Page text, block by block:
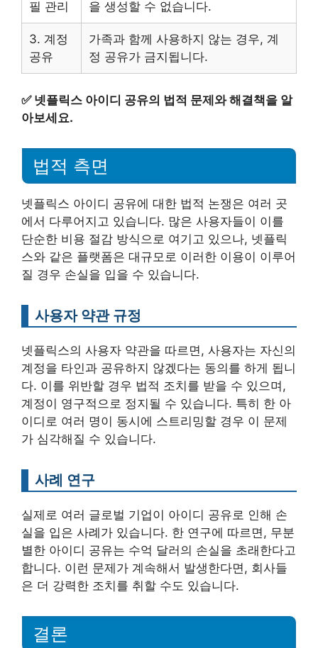
필 관리 을 생성할 수 없습니다.
3. 계정
공유
가족과 함께 사용하지 않는 경우, 계
정 공유가 금지됩니다.
✅ 넷플릭스 아이디 공유의 법적 문제와 해결책을 알
아보세요.
법적 측면
넷플릭스 아이디 공유에 대한 법적 논쟁은 여러 곳
에서 다루어지고 있습니다. 많은 사용자들이 이를
단순한 비용 절감 방식으로 여기고 있으나, 넷플릭
스와 같은 플랫폼은 대규모로 이러한 이용이 이루어
질 경우 손실을 입을 수 있습니다.
사용자 약관 규정
넷플릭스의 사용자 약관을 따르면, 사용자는 자신의
계정을 타인과 공유하지 않겠다는 동의를 하게 됩니
다. 이를 위반할 경우 법적 조치를 받을 수 있으며,
계정이 영구적으로 정지될 수 있습니다. 특히 한 아
이디로 여러 명이 동시에 스트리밍할 경우 이 문제
가 심각해질 수 있습니다.
사례 연구
실제로 여러 글로벌 기업이 아이디 공유로 인해 손
실을 입은 사례가 있습니다. 한 연구에 따르면, 무분
별한 아이디 공유는 수억 달러의 손실을 초래한다고
합니다. 이런 문제가 계속해서 발생한다면, 회사들
은 더 강력한 조치를 취할 수도 있습니다.
결론